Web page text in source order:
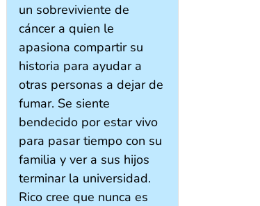
un sobreviviente de
cáncer a quien le
apasiona compartir su
historia para ayudar a
otras personas a dejar de
fumar. Se siente
bendecido por estar vivo
para pasar tiempo con su
familia y ver a sus hijos
terminar la universidad.
Rico cree que nunca es